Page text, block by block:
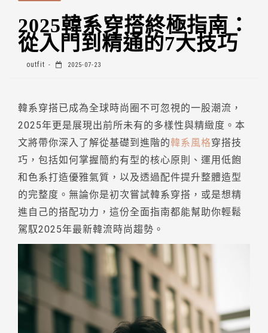
2025韓系穿搭終極指南：
從入門到精通的7大技巧
outfit 2025-07-23
韓系穿搭已成為全球時尚圈不可忽視的一股潮流，
2025年更是展現出前所未有的多樣性與精緻度。本
文將帶你深入了解從基礎到進階的韓系風格穿搭技
巧，包括如何掌握簡約有型的核心原則、運用低飽
和色系打造優雅氣質，以及透過配件提升整體造型
的完整度。無論你是初次嘗試韓系穿搭，或是想精
進自己的搭配功力，這份全面指南都能幫助你輕鬆
駕馭2025年最新韓流時尚趨勢。